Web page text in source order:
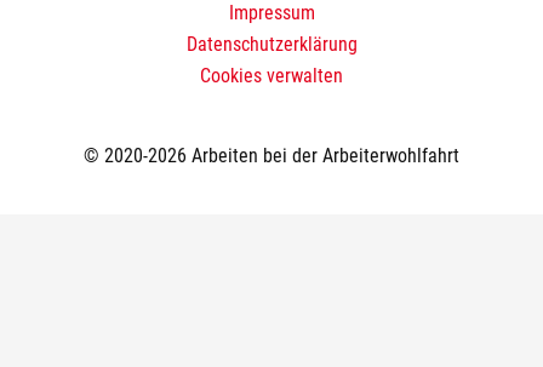
Impressum
Datenschutzerklärung
Cookies verwalten
© 2020-2026 Arbeiten bei der Arbeiterwohlfahrt